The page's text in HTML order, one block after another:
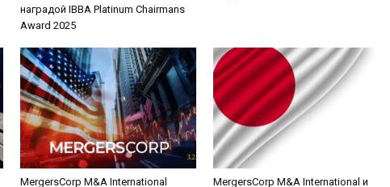
наградой IBBA Platinum Chairmans
Award 2025
MergersCorp M&A International
MergersCorp M&A International и